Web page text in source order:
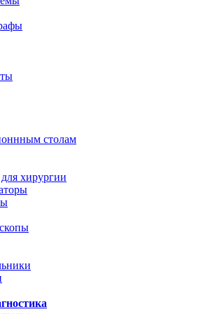
столам
хирургии